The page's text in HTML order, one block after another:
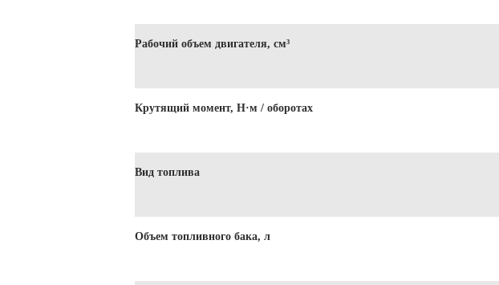
Рабочий объем двигателя, см³
Крутящий момент, Н·м / оборотах
Вид топлива
Объем топливного бака, л